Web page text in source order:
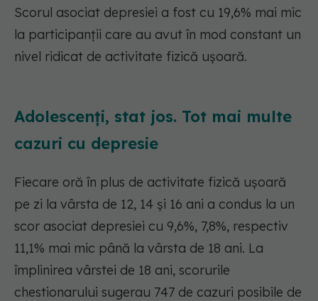
Scorul asociat depresiei a fost cu 19,6% mai mic
la participanţii care au avut în mod constant un
nivel ridicat de activitate fizică uşoară.
Adolescenți, stat jos. Tot mai multe
cazuri cu depresie
Fiecare oră în plus de activitate fizică uşoară
pe zi la vârsta de 12, 14 şi 16 ani a condus la un
scor asociat depresiei cu 9,6%, 7,8%, respectiv
11,1% mai mic până la vârsta de 18 ani. La
împlinirea vârstei de 18 ani, scorurile
chestionarului sugerau 747 de cazuri posibile de